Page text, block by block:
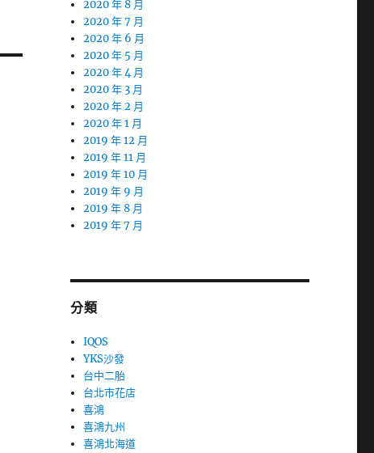
2020 年 8 月
2020 年 7 月
2020 年 6 月
2020 年 5 月
2020 年 4 月
2020 年 3 月
2020 年 2 月
2020 年 1 月
2019 年 12 月
2019 年 11 月
2019 年 10 月
2019 年 9 月
2019 年 8 月
2019 年 7 月
分類
IQOS
YKS沙發
台中二胎
台北市花店
喜鴻
喜鴻九州
喜鴻北海道